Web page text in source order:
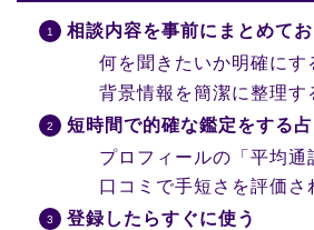
相談内容を事前にまとめてお
何を聞きたいか明確にす
背景情報を簡潔に整理す
短時間で的確な鑑定をする
プロフィールの「平均通
口コミで手短さを評価さ
登録したらすぐに使う